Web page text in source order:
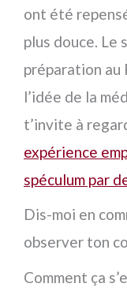
ont été
plus douce. Le
préparation au
l’idée de la
t’invite à
expérience
spéculum par
Dis-moi en
observer ton
Comment ça